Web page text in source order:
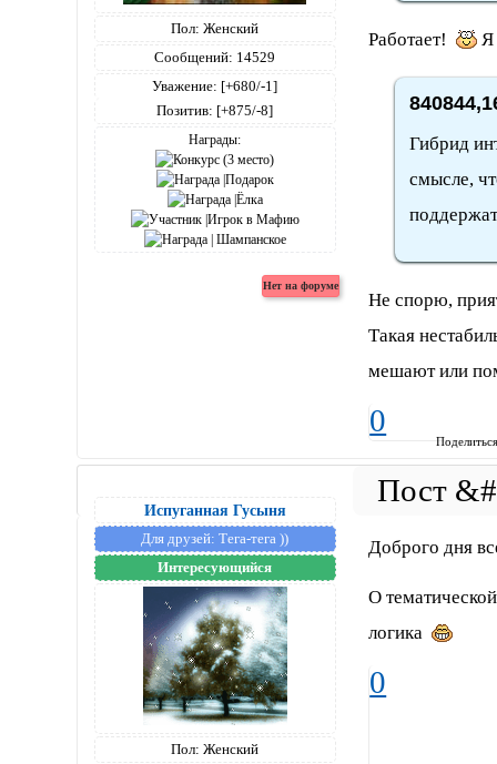
Пол: Женский
Сообщений: 14529
Уважение: [+680/-1]
Позитив: [+875/-8]
Награды:
Работает! Я
Гибрид
смысле,
Не спорю,
Такая
мешают или
0
Испуганная Гусыня
Для друзей: Тега-тега ))
Интересующийся
Пол: Женский
Доброго дня
О
логика
0